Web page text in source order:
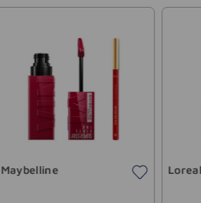
Maybelline Loreal